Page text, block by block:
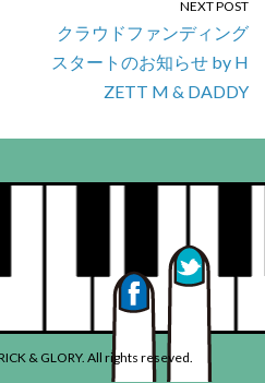
NEXT POST
クラウドファンディング
スタートのお知らせ by H
ZETT M & DADDY
& GLORY. All rights reseved.